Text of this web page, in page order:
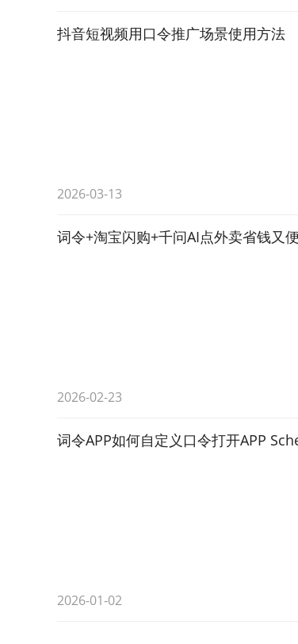
抖音短视频用口令推广场景使用方法
2026-03-13
词令+淘宝闪购+千问AI点外卖省钱又
2026-02-23
词令APP如何自定义口令打开APP
2026-01-02